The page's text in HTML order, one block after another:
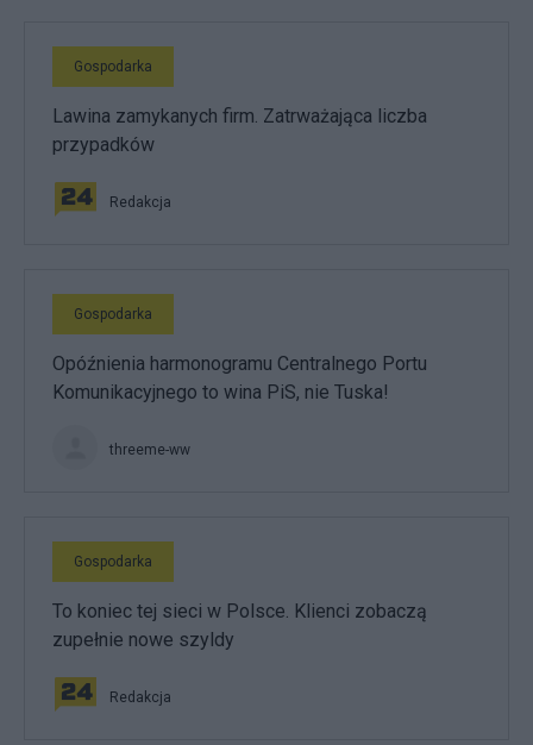
Gospodarka
Lawina zamykanych firm. Zatrważająca liczba
przypadków
Redakcja
Gospodarka
Opóźnienia harmonogramu Centralnego Portu
Komunikacyjnego to wina PiS, nie Tuska!
threeme-ww
Gospodarka
To koniec tej sieci w Polsce. Klienci zobaczą
zupełnie nowe szyldy
Redakcja